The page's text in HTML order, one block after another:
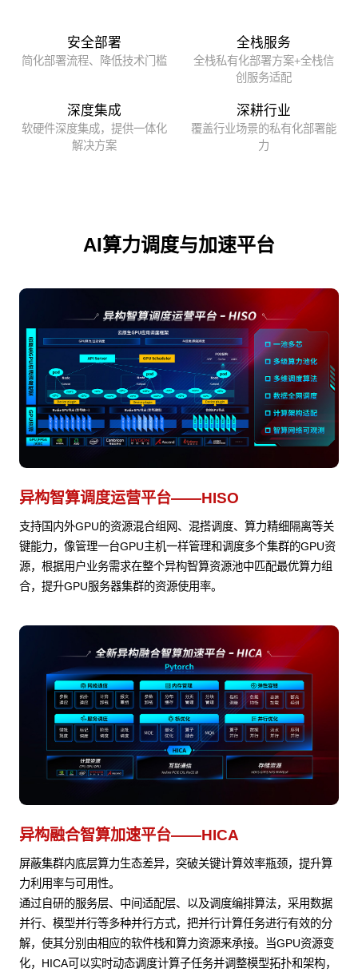
安全部署
简化部署流程、降低技术门槛
全栈服务
全栈私有化部署方案+全栈信
创服务适配
深度集成
软硬件深度集成，提供一体化
解决方案
深耕行业
覆盖行业场景的私有化部署能
力
AI算力调度与加速平台
异构智算调度运营平台——HISO
支持国内外GPU的资源混合组网、混搭调度、算力精细隔离等关
键能力，像管理一台GPU主机一样管理和调度多个集群的GPU资
源，根据用户业务需求在整个异构智算资源池中匹配最优算力组
合，提升GPU服务器集群的资源使用率。
异构融合智算加速平台——HICA
屏蔽集群内底层算力生态差异，突破关键计算效率瓶颈，提升算
力利用率与可用性。
通过自研的服务层、中间适配层、以及调度编排算法，采用数据
并行、模型并行等多种并行方式，把并行计算任务进行有效的分
解，使其分别由相应的软件栈和算力资源来承接。当GPU资源变
化，HICA可以实时动态调度计算子任务并调整模型拓扑和架构，